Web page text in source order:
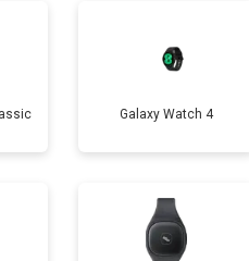
от 60 мин
от 70 мин
Galaxy Watch 4